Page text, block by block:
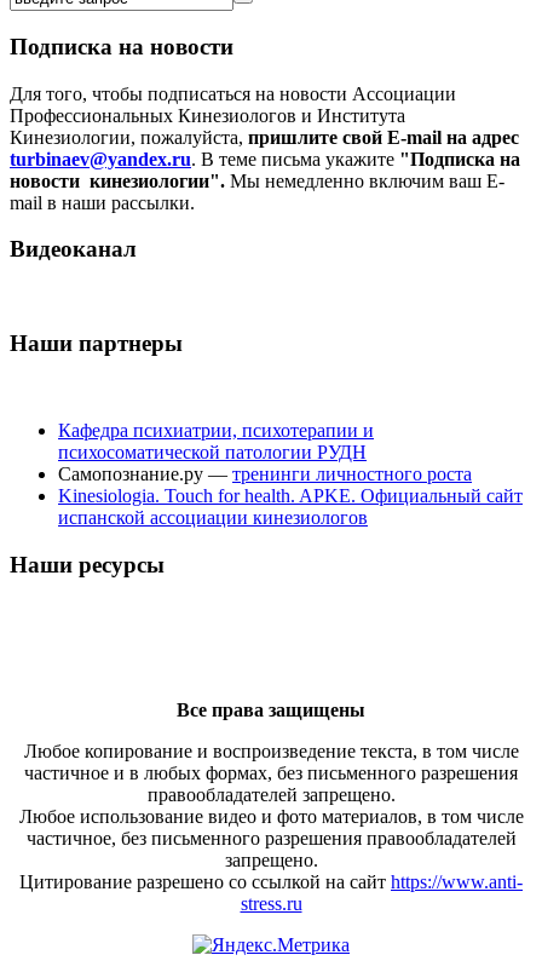
Подписка на новости
Для того, чтобы подписаться на новости Ассоциации
Профессиональных Кинезиологов и Института
Кинезиологии, пожалуйста, пришлите свой E-mail на адрес
turbinaev@yandex.ru. В теме письма укажите "Подписка на
новости кинезиологии". Мы немедленно включим ваш E-
mail в наши рассылки.
Видеоканал
Наши партнеры
Кафедра психиатрии, психотерапии и
психосоматической патологии РУДН
Самопознание.ру — тренинги личностного роста
Kinesiologia. Touch for health. APKE. Официальный сайт
испанской ассоциации кинезиологов
Наши ресурсы
Все права защищены
Любое копирование и воспроизведение текста, в том числе
частичное и в любых формах, без письменного разрешения
правообладателей запрещено.
Любое использование видео и фото материалов, в том числе
частичное, без письменного разрешения правообладателей
запрещено.
Цитирование разрешено со ссылкой на сайт https://www.anti-
stress.ru